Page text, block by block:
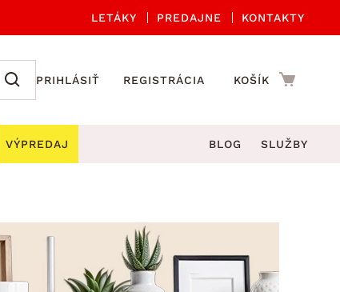
LETÁKY PREDAJNE KONTAKTY
PRIHLÁSIŤ REGISTRÁCIA KOŠÍK
Kuchynské príslušenstvo
Kuchynské doplnky
Kúpeľňové doplnky
a kreslá
lavice
stoly
VÝPREDAJ BLOG SLUŽBY